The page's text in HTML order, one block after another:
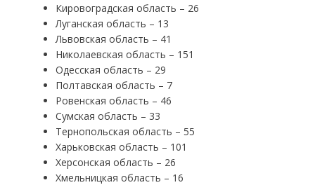
Кировоградская область – 26
Луганская область – 13
Львовская область – 41
Николаевская область – 151
Одесская область – 29
Полтавская область – 7
Ровенская область – 46
Сумская область – 33
Тернопольская область – 55
Харьковская область – 101
Херсонская область – 26
Хмельницкая область – 16